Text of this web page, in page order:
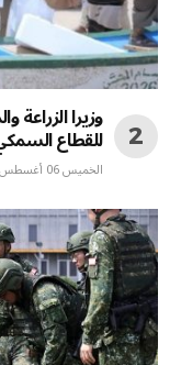
وزيرا
للقطاع
الخميس 06 أغسطس 1:11 ص